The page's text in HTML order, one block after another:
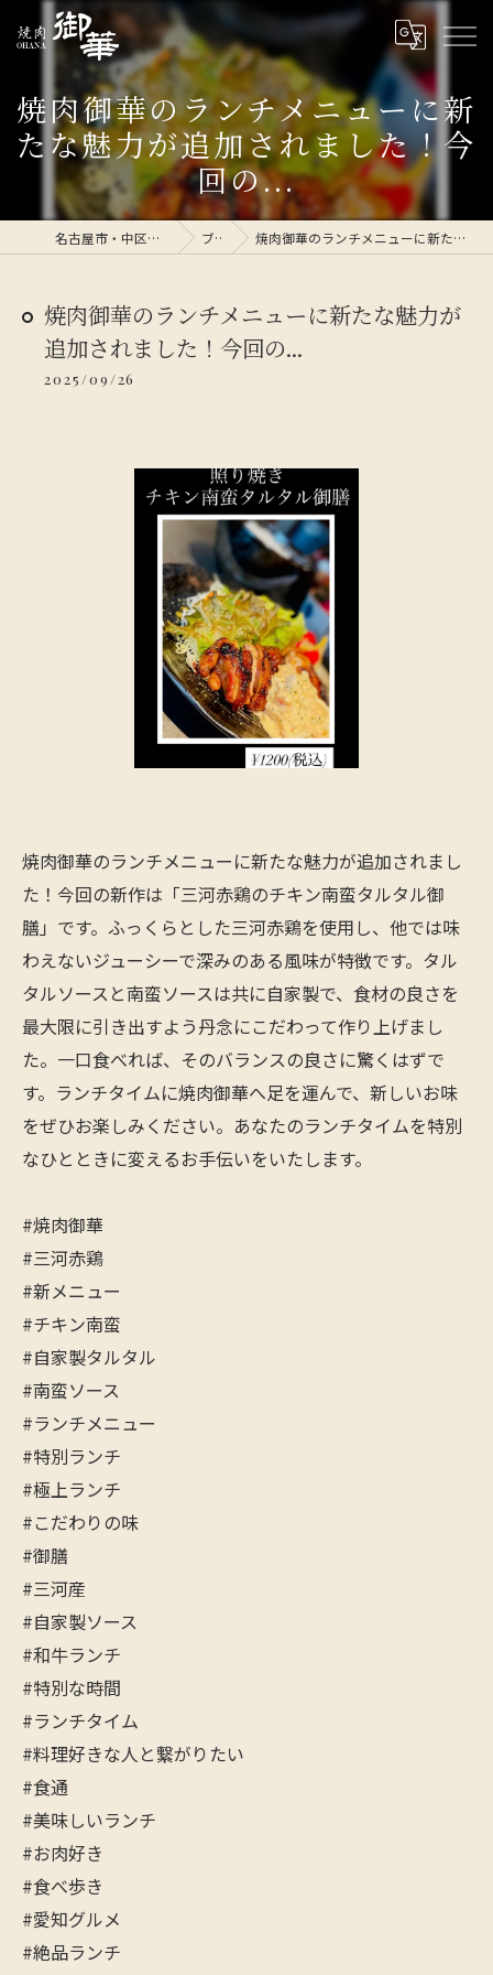
焼肉御華のランチメニューに新
たな魅力が追加されました！今
回の...
名古屋市・中区の焼肉なら焼肉 御華 ブログ 焼肉御華のランチメニューに新たな魅力が追加されました！今回の...
焼肉御華のランチメニューに新たな魅力が
追加されました！今回の...
2025/09/26
焼肉御華のランチメニューに新たな魅力が追加されまし
た！今回の新作は「三河赤鶏のチキン南蛮タルタル御
膳」です。ふっくらとした三河赤鶏を使用し、他では味
わえないジューシーで深みのある風味が特徴です。タル
タルソースと南蛮ソースは共に自家製で、食材の良さを
最大限に引き出すよう丹念にこだわって作り上げまし
た。一口食べれば、そのバランスの良さに驚くはずで
す。ランチタイムに焼肉御華へ足を運んで、新しいお味
をぜひお楽しみください。あなたのランチタイムを特別
なひとときに変えるお手伝いをいたします。
#焼肉御華
#三河赤鶏
#新メニュー
#チキン南蛮
#自家製タルタル
#南蛮ソース
#ランチメニュー
#特別ランチ
#極上ランチ
#こだわりの味
#御膳
#三河産
#自家製ソース
#和牛ランチ
#特別な時間
#ランチタイム
#料理好きな人と繋がりたい
#食通
#美味しいランチ
#お肉好き
#食べ歩き
#愛知グルメ
#絶品ランチ